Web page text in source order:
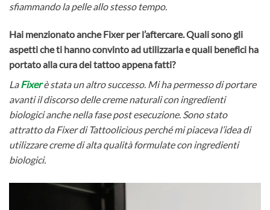
sfiammando la pelle allo stesso tempo.
Hai menzionato anche Fixer per l’aftercare. Quali sono gli
aspetti che ti hanno convinto ad utilizzarla e quali benefici ha
portato alla cura dei tattoo appena fatti?
LaFixerè stata un altro successo. Mi ha permesso di portare
avanti il discorso delle creme naturali con ingredienti
biologici anche nella fase post esecuzione. Sono stato
attratto da Fixer di Tattoolicious perché mi piaceva l’idea di
utilizzare creme di alta qualità formulate con ingredienti
biologici.